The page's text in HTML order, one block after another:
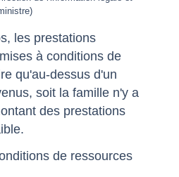
les prestations
à conditions de
qu'au-dessus d'un
soit la famille n'y a
des prestations
de ressources